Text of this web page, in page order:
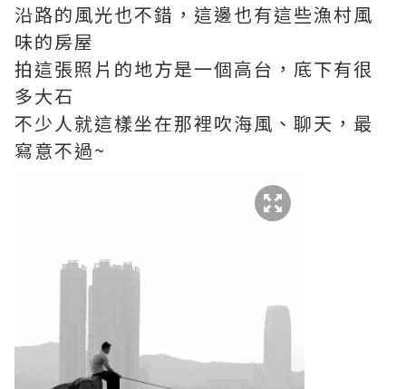
沿路的風光也不錯，這邊也有這些漁村風
味的房屋
拍這張照片的地方是一個高台，底下有很
多大石
不少人就這樣坐在那裡吹海風、聊天，最
寫意不過~